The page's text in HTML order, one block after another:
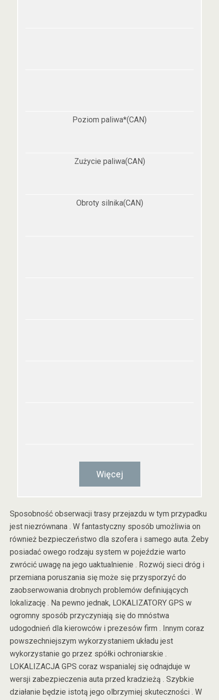
Poziom paliwa*(CAN)
Zużycie paliwa(CAN)
Obroty silnika(CAN)
Więcej
Sposobność obserwacji trasy przejazdu w tym przypadku
jest niezrównana . W fantastyczny sposób umożliwia on
również bezpieczeństwo dla szofera i samego auta. Żeby
posiadać owego rodzaju system w pojeździe warto
zwrócić uwagę na jego uaktualnienie . Rozwój sieci dróg i
przemiana poruszania się może się przysporzyć do
zaobserwowania drobnych problemów definiujących
lokalizację . Na pewno jednak, LOKALIZATORY GPS w
ogromny sposób przyczyniają się do mnóstwa
udogodnień dla kierowców i prezesów firm . Innym coraz
powszechniejszym wykorzystaniem układu jest
wykorzystanie go przez spółki ochroniarskie .
LOKALIZACJA GPS coraz wspanialej się odnajduje w
wersji zabezpieczenia auta przed kradzieżą . Szybkie
działanie będzie istotą jego olbrzymiej skuteczności . W